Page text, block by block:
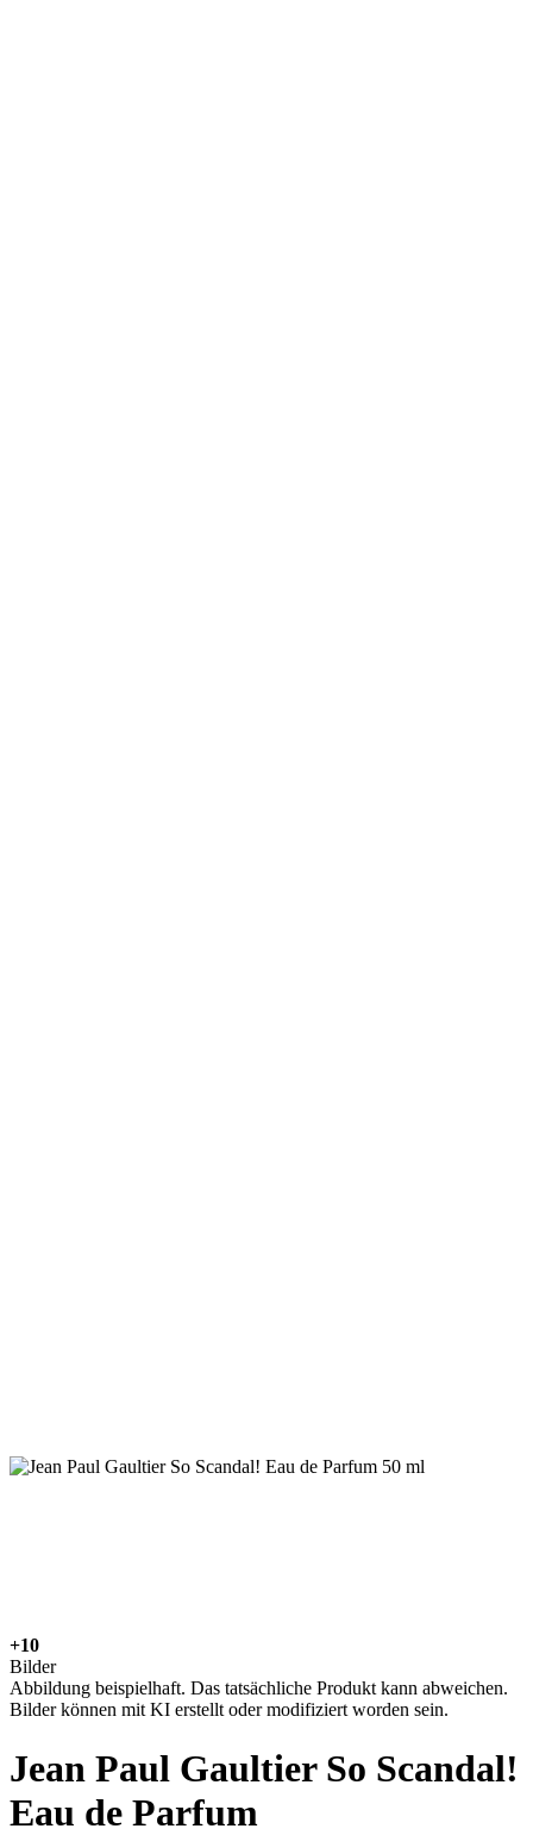
+10
Bilder
Abbildung beispielhaft. Das tatsächliche Produkt kann abweichen.
Bilder können mit KI erstellt oder modifiziert worden sein.
Jean Paul Gaultier So Scandal!
Eau de Parfum